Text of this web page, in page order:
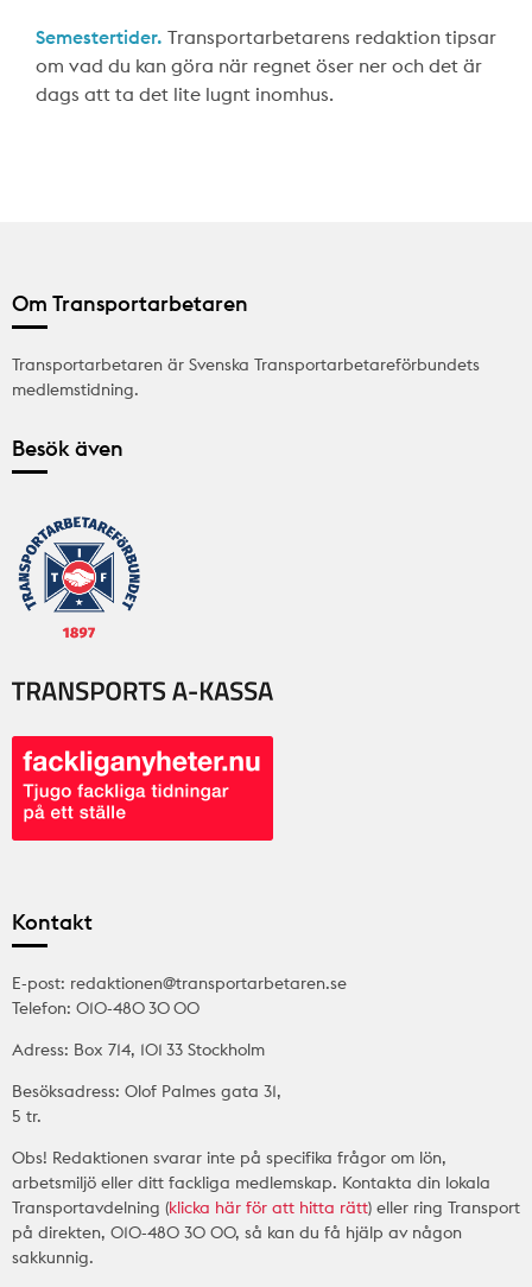
Semestertider. Transportarbetarens redaktion tipsar
om vad du kan göra när regnet öser ner och det är
dags att ta det lite lugnt inomhus.
Om Transportarbetaren
Transportarbetaren är Svenska Transportarbetareförbundets
medlemstidning.
Besök även
Kontakt
E-post: redaktionen@transportarbetaren.se
Telefon: 010-480 30 00
Adress: Box 714, 101 33 Stockholm
Besöksadress: Olof Palmes gata 31,
5 tr.
Obs! Redaktionen svarar inte på specifika frågor om lön,
arbetsmiljö eller ditt fackliga medlemskap. Kontakta din lokala
Transportavdelning (klicka här för att hitta rätt) eller ring Transport
på direkten, 010-480 30 00, så kan du få hjälp av någon
sakkunnig.